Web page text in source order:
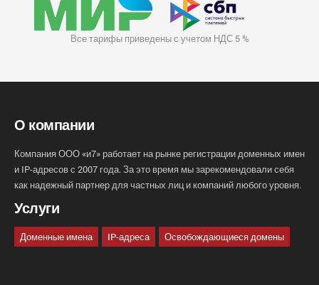
Все тарифы приведены с учетом НДС 5 %
О компании
Компания ООО «и7» работает на рынке регистрации доменных имен
и IP-адресов с 2007 года. За это время мы зарекомендовали себя
как надежный партнер для частных лиц и компаний любого уровня.
Услуги
Доменные имена IP-адреса Освобождающиеся домены